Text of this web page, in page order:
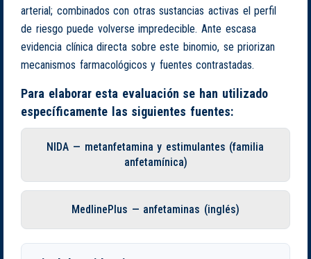
arterial; combinados con otras sustancias activas el perfil
de riesgo puede volverse impredecible. Ante escasa
evidencia clínica directa sobre este binomio, se priorizan
mecanismos farmacológicos y fuentes contrastadas.
Para elaborar esta evaluación se han utilizado
específicamente las siguientes fuentes:
NIDA — metanfetamina y estimulantes (familia
anfetamínica)
MedlinePlus — anfetaminas (inglés)